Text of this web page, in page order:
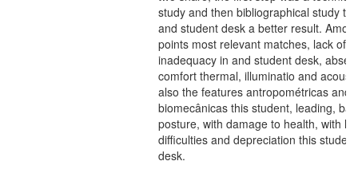
study and then bibliographical study to
and student desk a better result.
points most relevant matches, lack of
inadequacy in and student desk,
comfort thermal, illuminatio and
also the features antropométricas and
biomecânicas this student, leading, bad
posture, with damage to health, with
difficulties and depreciation this student
desk.